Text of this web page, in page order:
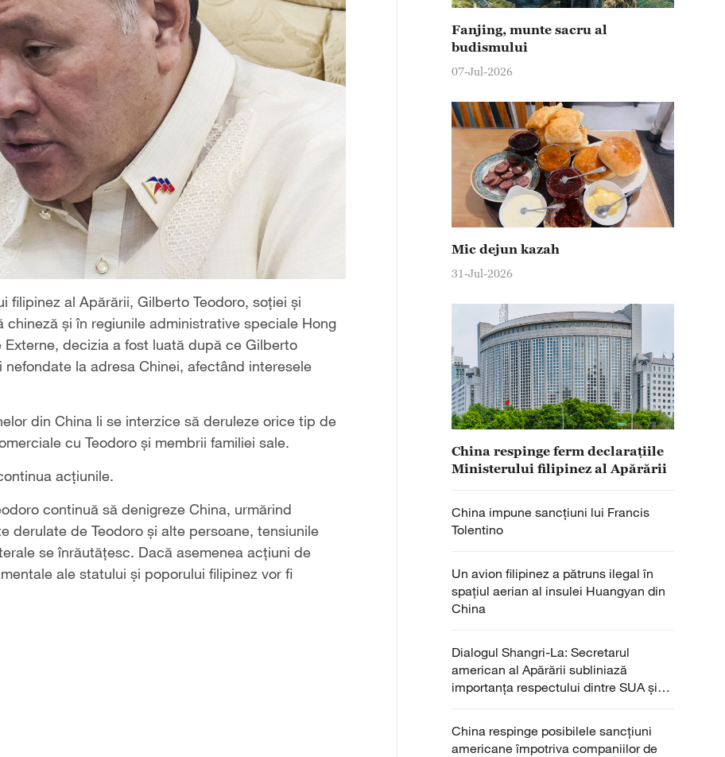
filipinez al Apărării, Gilberto Teodoro, soției și
și în regiunile administrative speciale Hong
decizia a fost luată după ce Gilberto
la adresa Chinei, afectând interesele
din China li se interzice să deruleze orice tip de
cu Teodoro și membrii familiei sale.
acțiunile.
continuă să denigreze China, urmărind
derulate de Teodoro și alte persoane, tensiunile
se înrăutățesc. Dacă asemenea acțiuni de
ale statului și poporului filipinez vor fi
Fanjing, munte sacru al
budismului
07-Jul-2026
Mic dejun kazah
31-Jul-2026
China respinge ferm declarațiile
Ministerului filipinez al Apărării
China impune sancțiuni lui Francis
Tolentino
Un avion filipinez a pătruns ilegal în
spațiul aerian al insulei Huangyan din
China
Dialogul Shangri-La: Secretarul
american al Apărării subliniază
importanța respectului dintre SUA și
China
China respinge posibilele sancțiuni
americane împotriva companiilor de